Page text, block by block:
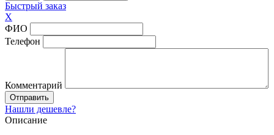
Быстрый заказ
X
ФИО
Телефон
Комментарий
Нашли дешевле?
Описание